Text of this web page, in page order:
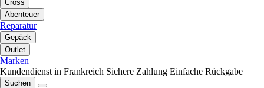
Cross
Abenteuer
Reparatur
Gepäck
Outlet
Marken
Kundendienst in Frankreich Sichere Zahlung Einfache Rückgabe
Suchen